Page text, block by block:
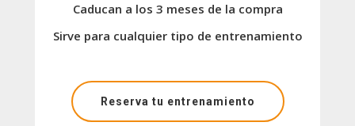
Caducan a los 3 meses de la compra
Sirve para cualquier tipo de entrenamiento
Reserva tu entrenamiento